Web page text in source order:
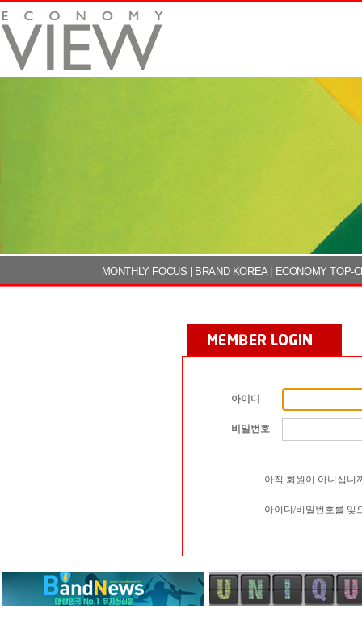
MONTHLY FOCUS BRAND KOREA| ECONOMY TOP-
아이디
비밀번호
아직 회원이 아니십니
아이디/비밀번호를 잊